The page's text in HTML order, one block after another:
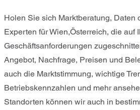
Holen Sie sich Marktberatung, Daten
Experten für Wien,Österreich, die auf
Geschäftsanforderungen
Angebot, Nachfrage, Preisen und
auch die Marktstimmung, wichtige
Betriebskennzahlen und mehr
Standorten können wir auch in